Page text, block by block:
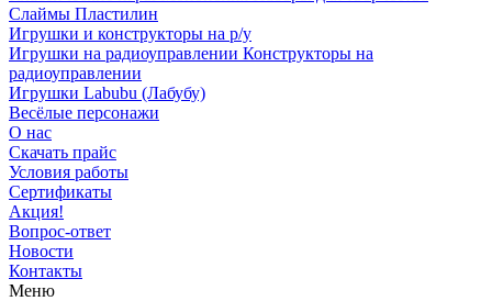
Слаймы Пластилин
Игрушки и конструкторы на р/у
Игрушки на радиоуправлении Конструкторы на
радиоуправлении
Игрушки Labubu (Лабубу)
Весёлые персонажи
О нас
Скачать прайс
Условия работы
Сертификаты
Акция!
Вопрос-ответ
Новости
Контакты
Меню